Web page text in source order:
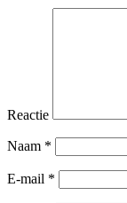
Reactie
Naam *
E-mail *